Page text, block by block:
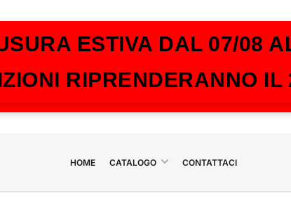
ESTIVA DAL 07/08
RIPRENDERANNO IL
HOME CATALOGO CONTATTACI